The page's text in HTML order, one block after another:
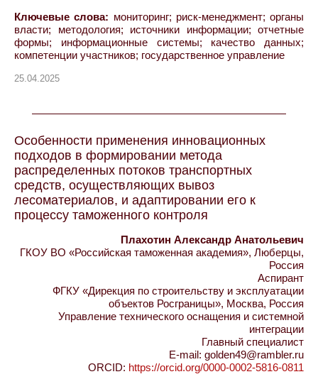
Ключевые слова: мониторинг; риск-менеджмент; органы
власти; методология; источники информации; отчетные
формы; информационные системы; качество данных;
компетенции участников; государственное управление
25.04.2025
Особенности применения инновационных
подходов в формировании метода
распределенных потоков транспортных
средств, осуществляющих вывоз
лесоматериалов, и адаптировании его к
процессу таможенного контроля
Плахотин Александр Анатольевич
ГКОУ ВО «Российская таможенная академия», Люберцы,
Россия
Аспирант
ФГКУ «Дирекция по строительству и эксплуатации
объектов Росграницы», Москва, Россия
Управление технического оснащения и системной
интеграции
Главный специалист
E-mail: golden49@rambler.ru
ORCID: https://orcid.org/0000-0002-5816-0811